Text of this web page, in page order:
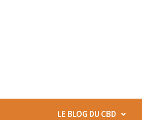
LE BLOG DU CBD